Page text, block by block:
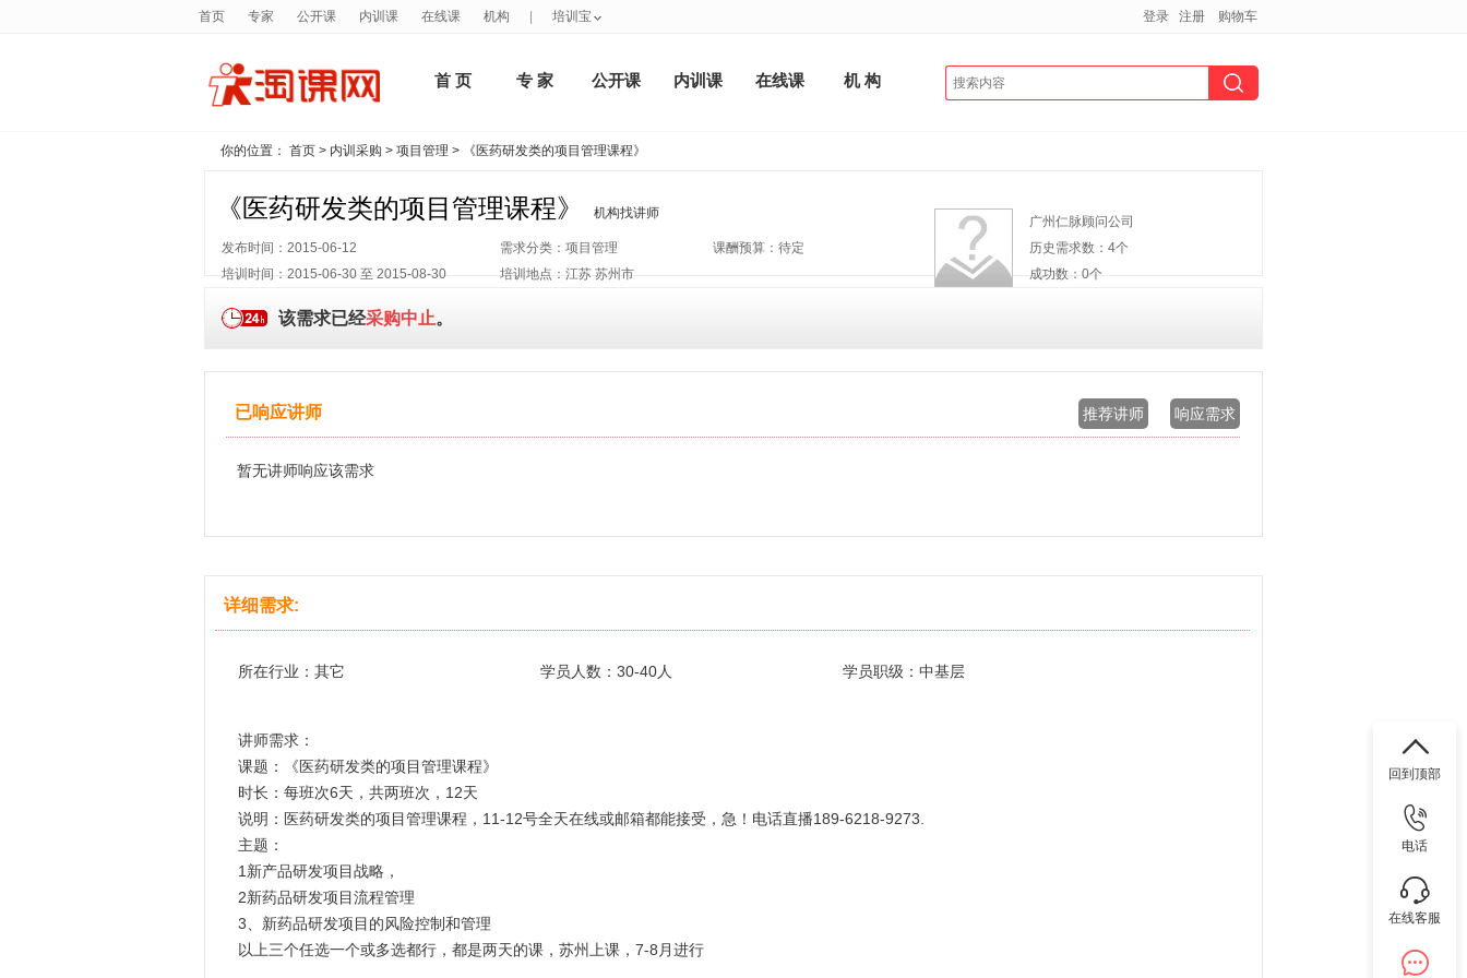
首页 专家 公开课 内训课 在线课 机构 培训宝 登录 注册 购物车
首 页 专 家 公开课 内训课 在线课 机 构
你的位置： 首页 > 内训采购 > 项目管理 > 《医药研发类的项目管理课程》
《医药研发类的项目管理课程》 机构找讲师
发布时间：2015-06-12 需求分类：项目管理
课酬预算：待定
培训时间：2015-06-30 至 2015-08-30
培训地点：江苏 苏州市
广州仁脉顾问公司
历史需求数：4个
成功数：0个
该需求已经采购中止。
已响应讲师 响应需求
推荐讲师
暂无讲师响应该需求
详细需求:
所在行业：其它 学员人数：30-40人 学员职级：中基层
讲师需求：
课题：《医药研发类的项目管理课程》
时长：每班次6天，共两班次，12天
说明：医药研发类的项目管理课程，11-12号全天在线或邮箱都能接受，急！电话直播189-6218-9273.
主题：
1新产品研发项目战略，
2新药品研发项目流程管理
3、新药品研发项目的风险控制和管理
以上三个任选一个或多选都行，都是两天的课，苏州上课，7-8月进行
回到顶部
电话
在线客服